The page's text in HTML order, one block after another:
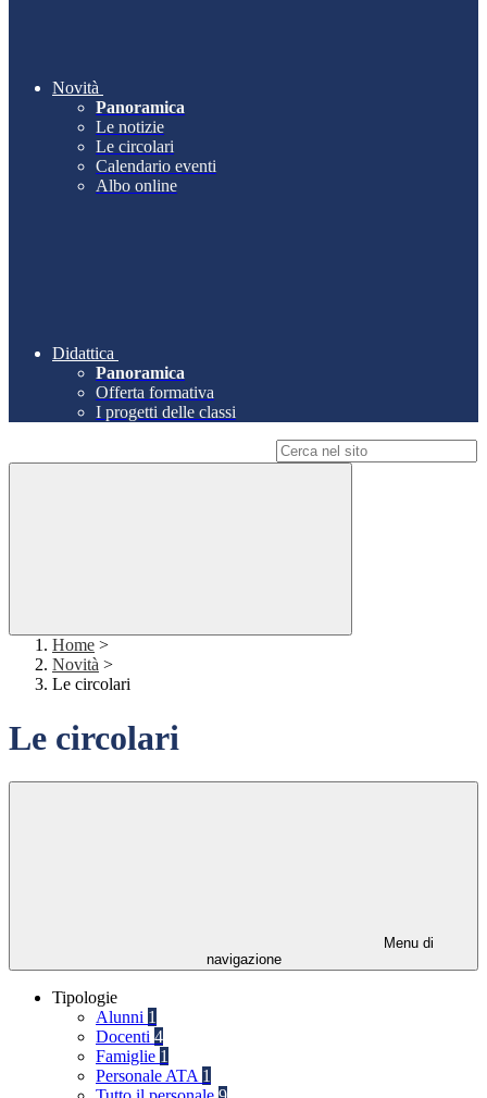
Novità
Panoramica
Le notizie
Le circolari
Calendario eventi
Albo online
Didattica
Panoramica
Offerta formativa
I progetti delle classi
Home >
Novità >
Le circolari
Le circolari
Menu di
navigazione
Tipologie
Alunni 1
Docenti 4
Famiglie 1
Personale ATA 1